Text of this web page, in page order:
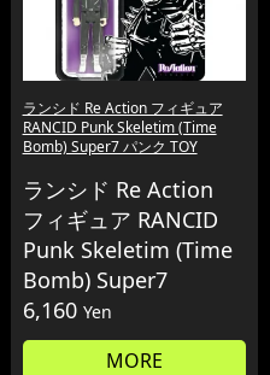
ランシド Re Action フィギュア
RANCID Punk Skeletim (Time
Bomb) Super7 パンク TOY
ランシド Re Action
フィギュア RANCID
Punk Skeletim (Time
Bomb) Super7
6,160 Yen
MORE